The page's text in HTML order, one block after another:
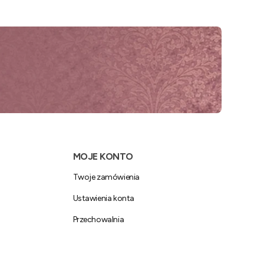
MOJE KONTO
Twoje zamówienia
Ustawienia konta
Przechowalnia